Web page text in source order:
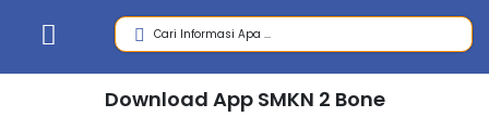
Download App SMKN 2 Bone